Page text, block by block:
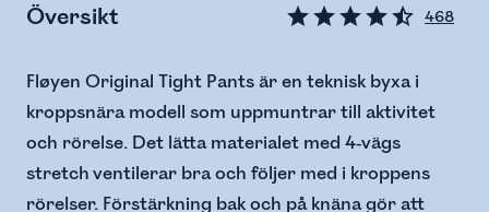
Översikt 468
Fløyen Original Tight Pants är en teknisk byxa i
kroppsnära modell som uppmuntrar till aktivitet
och rörelse. Det lätta materialet med 4-vägs
stretch ventilerar bra och följer med i kroppens
rörelser. Förstärkning bak och på knäna gör att